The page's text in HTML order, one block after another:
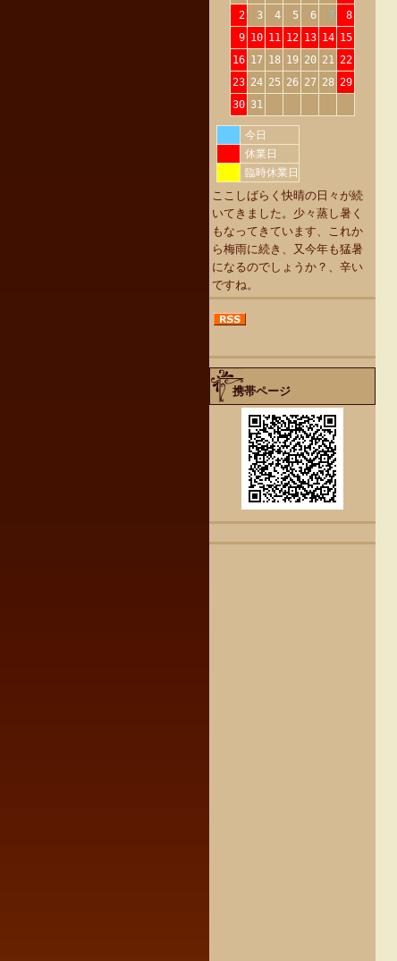
2
3 4 5 6 7
8
9 10 11 12 13 14 15
16 17 18 19 20 21 22
23 24 25 26 27 28 29
30 31
今日
休業日
臨時休業日
ここしばらく快晴の日々が続
いてきました。少々蒸し暑く
もなってきています、これか
ら梅雨に続き、又今年も猛暑
になるのでしょうか？、辛い
ですね。
携帯ページ